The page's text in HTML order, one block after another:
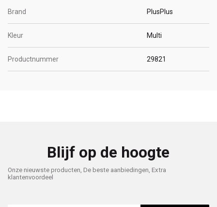
Brand PlusPlus
Kleur Multi
Productnummer 29821
Blijf op de hoogte
Onze nieuwste producten, De beste aanbiedingen, Extra
klantenvoordeel